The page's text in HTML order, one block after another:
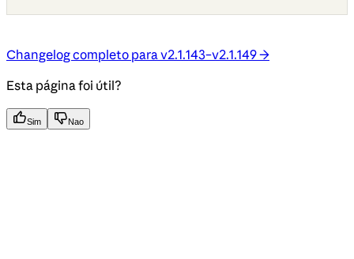
Changelog completo para v2.1.143–v2.1.149 →
Esta página foi útil?
Sim Nao